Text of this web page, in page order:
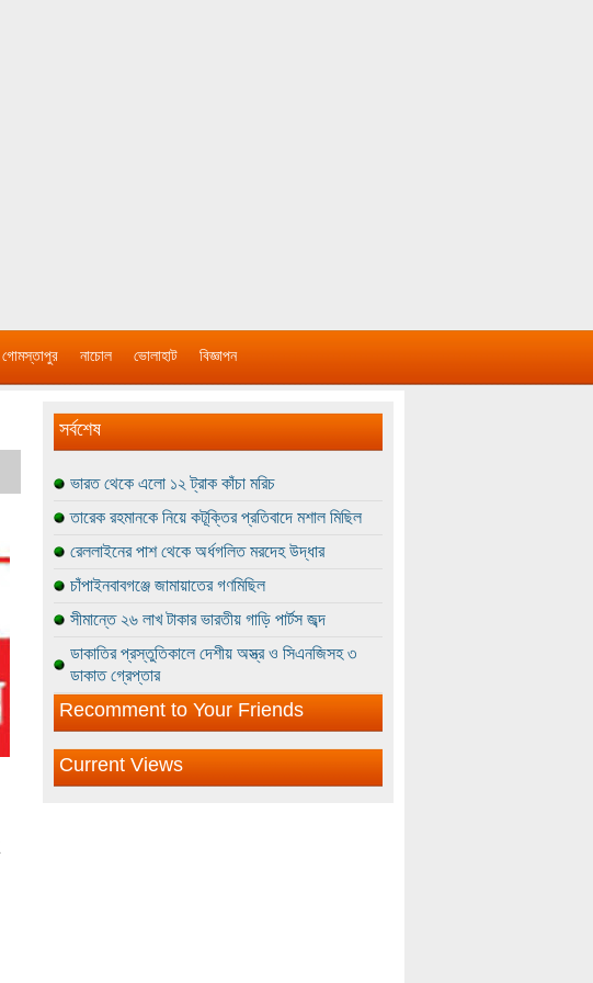
গোমস্তাপুর নাচোল ভোলাহাট বিজ্ঞাপন
সর্বশেষ
ভারত থেকে এলো ১২ ট্রাক কাঁচা মরিচ
তারেক রহমানকে নিয়ে কটূক্তির প্রতিবাদে মশাল মিছিল
রেললাইনের পাশ থেকে অর্ধগলিত মরদেহ উদ্ধার
চাঁপাইনবাবগঞ্জে জামায়াতের গণমিছিল
সীমান্তে ২৬ লাখ টাকার ভারতীয় গাড়ি পার্টস জব্দ
ডাকাতির প্রস্তুতিকালে দেশীয় অস্ত্র ও সিএনজিসহ ৩
ডাকাত গ্রেপ্তার
Recomment to Your Friends
Current Views